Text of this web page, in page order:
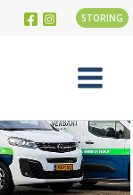
STORING
Main
Menu